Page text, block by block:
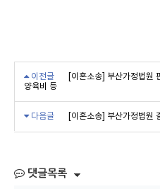
이전글
[이혼소송] 부산가정법원
양육비 등
다음글
[이혼소송] 부산가정법원
댓글목록